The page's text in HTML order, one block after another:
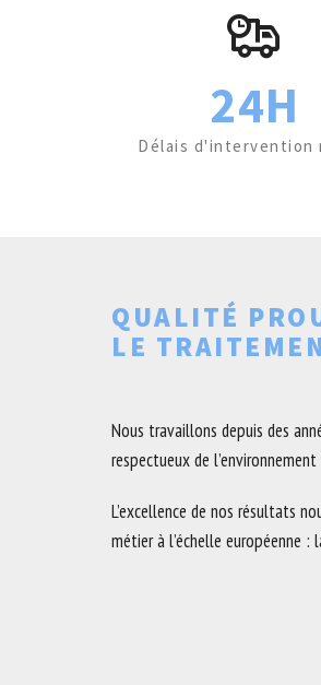
24H
Délais d'intervention
QUALITÉ
LE
Nous travaillons depuis des
respectueux de
L’excellence de nos résultats
métier à l’échelle européenne :